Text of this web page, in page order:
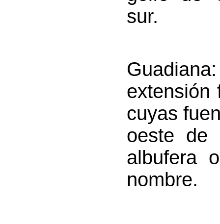
sur.
Guadiana
extensión
cuyas
oeste de
albufera
nombre.